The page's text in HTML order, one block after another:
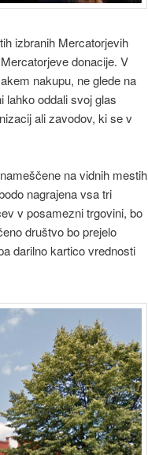
izbranih Mercatorjevih
donacije. V
nakupu, ne glede na
lahko oddali svoj glas
ali zavodov, ki se v
na vidnih mestih
nagrajena vsa tri
v posamezni trgovini, bo
društvo bo prejelo
darilno kartico vrednosti